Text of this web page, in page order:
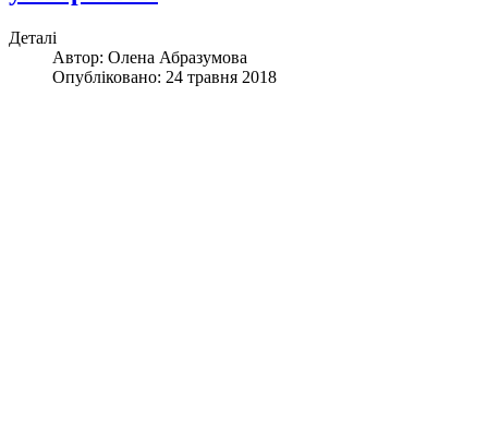
Деталі
Автор: Олена Абразумова
Опубліковано: 24 травня 2018